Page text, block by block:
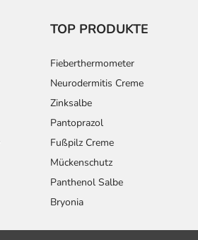
TOP PRODUKTE
Fieberthermometer
Neurodermitis Creme
Zinksalbe
Pantoprazol
Fußpilz Creme
Mückenschutz
Panthenol Salbe
Bryonia